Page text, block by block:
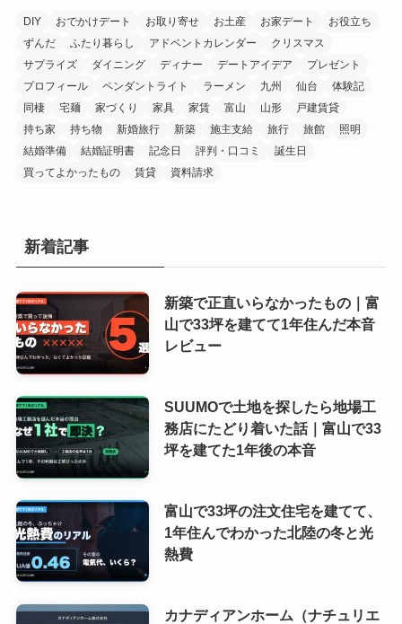
DIY おでかけデート お取り寄せ お土産 お家デート
お役立ち
ずんだ
ふたり暮らし アドベントカレンダー
クリスマス
サプライズ
ダイニング ディナー デートアイデア
プレゼント
プロフィール
ペンダントライト ラーメン 九州 仙台
体験記
同棲
宅麺 家づくり 家具 家賃 富山 山形
戸建賃貸
持ち家
持ち物 新婚旅行 新築 施主支給 旅行 旅館
照明
結婚準備
結婚証明書 記念日 評判・口コミ
誕生日
買ってよかったもの
賃貸 資料請求
新着記事
新築で正直いらなかったもの｜富
山で33坪を建てて1年住んだ本音
レビュー
SUUMOで土地を探したら地場工
務店にたどり着いた話｜富山で33
坪を建てた1年後の本音
富山で33坪の注文住宅を建てて、
1年住んでわかった北陸の冬と光
熱費
カナディアンホーム（ナチュリエ